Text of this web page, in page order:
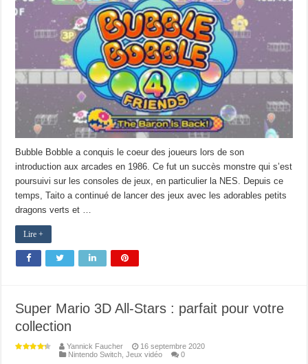
Bubble Bobble a conquis le coeur des joueurs lors de son
introduction aux arcades en 1986. Ce fut un succès monstre qui s’est
poursuivi sur les consoles de jeux, en particulier la NES. Depuis ce
temps, Taito a continué de lancer des jeux avec les adorables petits
dragons verts et …
Lire +
Super Mario 3D All-Stars : parfait pour votre
collection
Yannick Faucher
16 septembre 2020
Nintendo Switch ,Jeux vidéo 0